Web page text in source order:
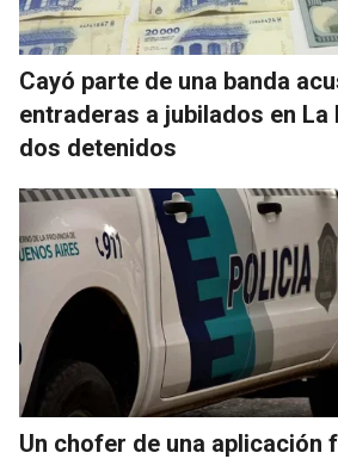
Cayó parte de una banda
entraderas a jubilados en La
dos detenidos
Un chofer de una aplicación